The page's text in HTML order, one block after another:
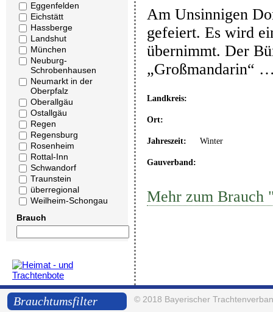
Eggenfelden
Eichstätt
Hassberge
Landshut
München
Neuburg-
Schrobenhausen
Neumarkt in der
Oberpfalz
Oberallgäu
Ostallgäu
Regen
Regensburg
Rosenheim
Rottal-Inn
Schwandorf
Traunstein
überregional
Weilheim-Schongau
Brauch
Brauchtumsfilter
Am Unsinnigen
gefeiert. Es wird
übernimmt. Der
„Großmandarin“
Landkreis:
Ort:
Jahreszeit: Winter
Gauverband:
Mehr zum Brauch
© 2018 Bayerischer